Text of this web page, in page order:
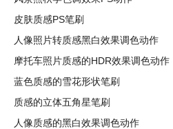
皮肤质感PS笔刷
人像照片转质感黑白效果调色动作
摩托车照片质感的HDR效果调色动作
蓝色质感的雪花形状笔刷
质感的立体五角星笔刷
人像质感的黑白效果调色动作